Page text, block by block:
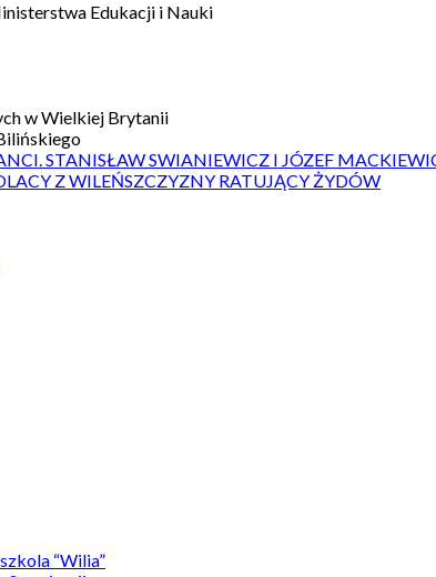
Edukacji i Nauki
w Wielkiej Brytanii
STANISŁAW SWIANIEWICZ I JÓZEF
Z WILEŃSZCZYZNY RATUJĄCY ŻYDÓW
“Wilia”